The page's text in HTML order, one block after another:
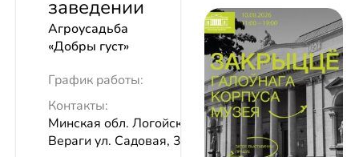
заведении
Агроусадьба
«Добры густ»
График работы:
Контакты:
Минская обл. Логойский р-н д.
Вераги ул. Садовая, 3